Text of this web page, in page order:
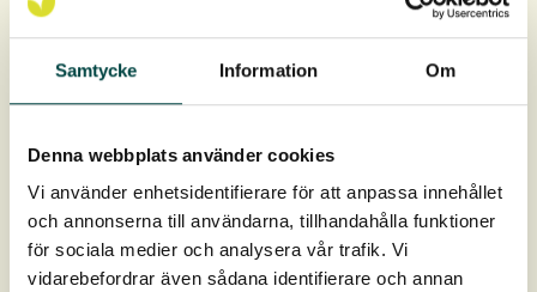
Samtycke Information Om
Denna webbplats använder cookies
Vi använder enhetsidentifierare för att anpassa innehållet
och annonserna till användarna, tillhandahålla funktioner
för sociala medier och analysera vår trafik. Vi
vidarebefordrar även sådana identifierare och annan
Urpluggeplantene leveres i hele brett à 40 stk.
Pluggene er 9 cm dype og 4 cm i diameter, ca 93 cm³ i
Levering: April-oktober